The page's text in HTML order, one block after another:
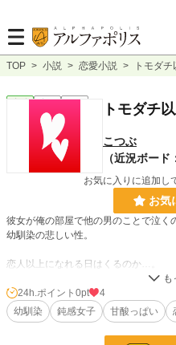
TOP > 小説 > 恋愛小説 > トモダ
完結 短編 トモダチ
こつぶ
（近況ボード
お気に入りに追加し
お気
彼女が俺の部屋で他の男のことで泣く
幼馴染の悲しい性。
恋人以上になれる日はくるのか…。
鈍感ガールと繊細ボーイの青春ストー
幼馴染が突然男になったら彼女はどう
24h.ポイント 0pt
4
幼馴染
鈍感女子 甘酸っぱい